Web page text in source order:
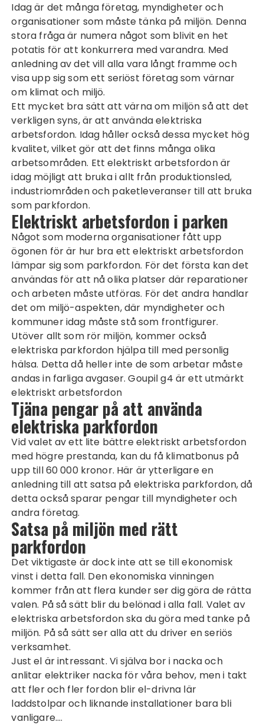
Idag är det många företag, myndigheter och
organisationer som måste tänka på miljön. Denna
stora fråga är numera något som blivit en het
potatis för att konkurrera med varandra. Med
anledning av det vill alla vara långt framme och
visa upp sig som ett seriöst företag som värnar
om klimat och miljö.
Ett mycket bra sätt att värna om miljön så att det
verkligen syns, är att använda elektriska
arbetsfordon. Idag håller också dessa mycket hög
kvalitet, vilket gör att det finns många olika
arbetsområden. Ettelektriskt arbetsfordonär
idag möjligt att bruka i allt från produktionsled,
industriområden och paketleveranser till att bruka
som parkfordon.
Elektriskt arbetsfordon i parken
Något som moderna organisationer fått upp
ögonen för är hur bra ett elektriskt arbetsfordon
lämpar sig som parkfordon. För det första kan det
användas för att nå olika platser där reparationer
och arbeten måste utföras. För det andra handlar
det om miljö-aspekten, där myndigheter och
kommuner idag måste stå som frontfigurer.
Utöver allt som rör miljön, kommer också
elektriska parkfordon hjälpa till med personlig
hälsa. Detta då heller inte de som arbetar måste
andas in farliga avgaser.Goupil g4 är ett utmärkt
elektriskt arbetsfordon
Tjäna pengar på att använda
elektriska parkfordon
Vid valet av ett lite bättre elektriskt arbetsfordon
med högre prestanda, kan du få klimatbonus på
upp till 60 000 kronor. Här är ytterligare en
anledning till att satsa på elektriska parkfordon, då
detta också sparar pengar till myndigheter och
andra företag.
Satsa på miljön med rätt
parkfordon
Det viktigaste är dock inte att se till ekonomisk
vinst i detta fall. Den ekonomiska vinningen
kommer från att flera kunder ser dig göra de rätta
valen. På så sätt blir du belönad i alla fall. Valet av
elektriska arbetsfordon ska du göra med tanke på
miljön. På så sätt ser alla att du driver en seriös
verksamhet.
Just el är intressant. Vi själva bor i nacka och
anlitar elektriker nacka för våra behov, men i takt
att fler och fler fordon blir el-drivna lär
laddstolpar och liknande installationer bara bli
vanligare.…